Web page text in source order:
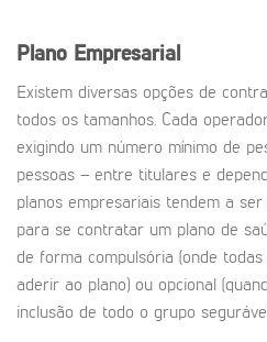
Plano Empresarial
Existem diversas opções de
todos os tamanhos. Cada
exigindo um número mínimo de
pessoas – entre titulares e
planos empresariais tendem a
para se contratar um plano de
de forma compulsória (onde
aderir ao plano) ou opcional
inclusão de todo o grupo